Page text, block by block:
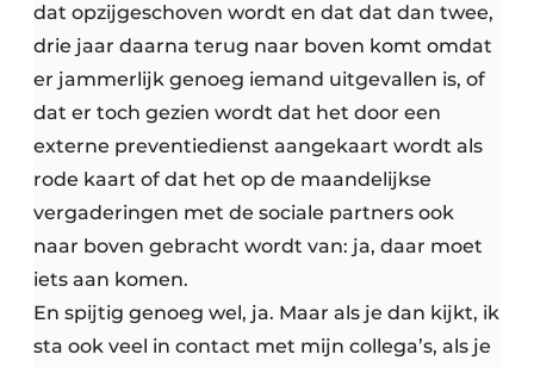
dat opzijgeschoven wordt en dat dat dan twee,
drie jaar daarna terug naar boven komt omdat
er jammerlijk genoeg iemand uitgevallen is, of
dat er toch gezien wordt dat het door een
externe preventiedienst aangekaart wordt als
rode kaart of dat het op de maandelijkse
vergaderingen met de sociale partners ook
naar boven gebracht wordt van: ja, daar moet
iets aan komen.
En spijtig genoeg wel, ja. Maar als je dan kijkt, ik
sta ook veel in contact met mijn collega’s, als je